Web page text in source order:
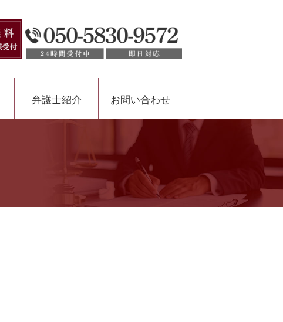
弁護士紹介 お問い合わせ